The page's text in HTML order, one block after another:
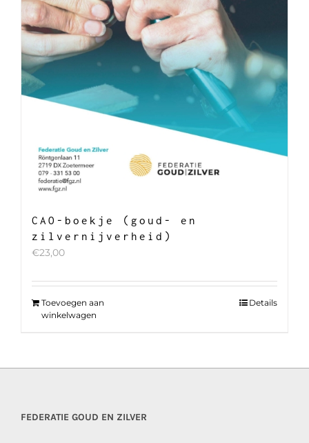
CAO-boekje (goud- en
zilvernijverheid)
€23,00
Toevoegen aan
winkelwagen
Details
FEDERATIE GOUD EN ZILVER